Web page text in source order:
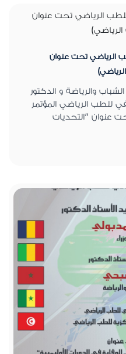
الأفريقي الـ٣٠ للطب الرياضي تحت عنوان
أشرف صبحي وزير الشباب والرياضة و الدكتور
للطب الرياضي المؤتمر
تحت عنوان "التحديات